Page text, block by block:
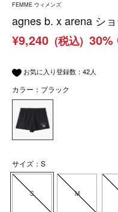
FEMME ウィメンズ
agnes b. x arena シ
¥9,240 (税込) 30%
お気に入り登録数： 42人
カラー：ブラック
サイズ：S
S M